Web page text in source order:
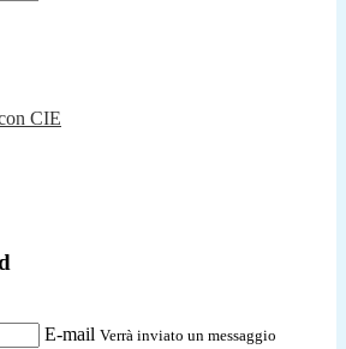
CIE
E-mail Verrà inviato un messaggio